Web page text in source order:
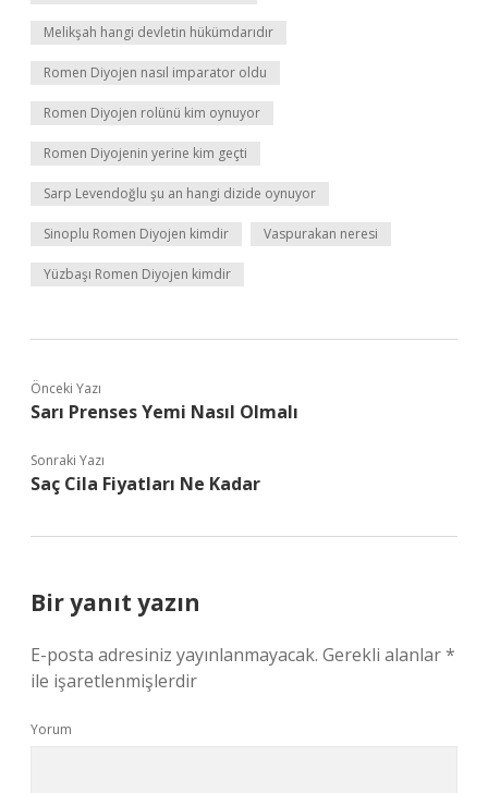
Melikşah hangi devletin hükümdarıdır
Romen Diyojen nasıl imparator oldu
Romen Diyojen rolünü kim oynuyor
Romen Diyojenin yerine kim geçti
Sarp Levendoğlu şu an hangi dizide oynuyor
Sinoplu Romen Diyojen kimdir Vaspurakan neresi
Yüzbaşı Romen Diyojen kimdir
Önceki Yazı
Sarı Prenses Yemi Nasıl Olmalı
Sonraki Yazı
Saç Cila Fiyatları Ne Kadar
Bir yanıt yazın
E-posta adresiniz yayınlanmayacak. Gerekli alanlar*
ile işaretlenmişlerdir
Yorum